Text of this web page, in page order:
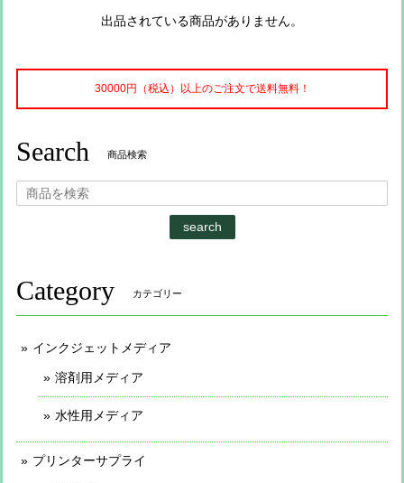
出品されている商品がありません。
30000円（税込）以上のご注文で送料無料！
Search 商品検索
search
Category カテゴリー
インクジェットメディア
溶剤用メディア
水性用メディア
プリンターサプライ